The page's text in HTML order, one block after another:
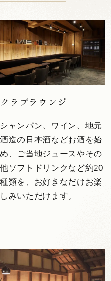
クラブラウンジ
シャンパン、ワイン、地元
酒造の日本酒などお酒を始
め、ご当地ジュースやその
他ソフトドリンクなど約20
種類を、お好きなだけお楽
しみいただけます。